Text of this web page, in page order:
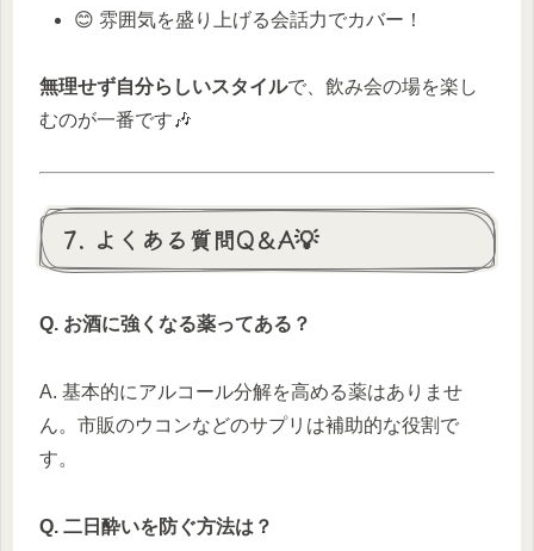
😊 雰囲気を盛り上げる会話力でカバー！
無理せず自分らしいスタイルで、飲み会の場を楽し
むのが一番です🎶
7. よくある質問Q＆A💡
Q. お酒に強くなる薬ってある？
A. 基本的にアルコール分解を高める薬はありませ
ん。市販のウコンなどのサプリは補助的な役割で
す。
Q. 二日酔いを防ぐ方法は？